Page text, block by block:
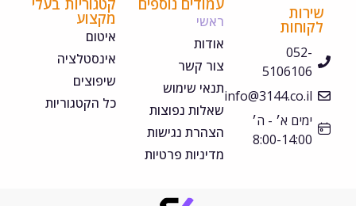
052-
5106106
info@3144.co.il
ימים א׳ - ה׳
8:00-14:00
עמודים נוספים
צור קשר
תנאי שימוש
שאלות נפוצות
הצהרת נגישות
מדיניות פרטיות
קטגוריות בעלי
אינסטלציה
שיפוצים
כל הקטגוריות